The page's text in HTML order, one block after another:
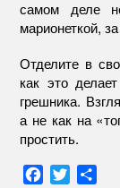
самом деле
марионеткой,
Отделите в
как это
грешника.
а не как на
простить.